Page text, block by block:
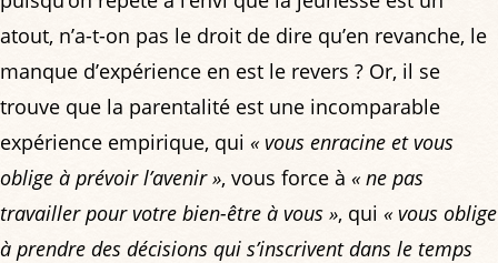
atout, n’a-t-on pas le droit de dire qu’en revanche, le
manque d’expérience en est le revers ? Or, il se
trouve que la parentalité est une incomparable
expérience empirique, qui « vous enracine et vous
oblige à prévoir l’avenir », vous force à « ne pas
travailler pour votre bien-être à vous », qui « vous oblige
à prendre des décisions qui s’inscrivent dans le temps